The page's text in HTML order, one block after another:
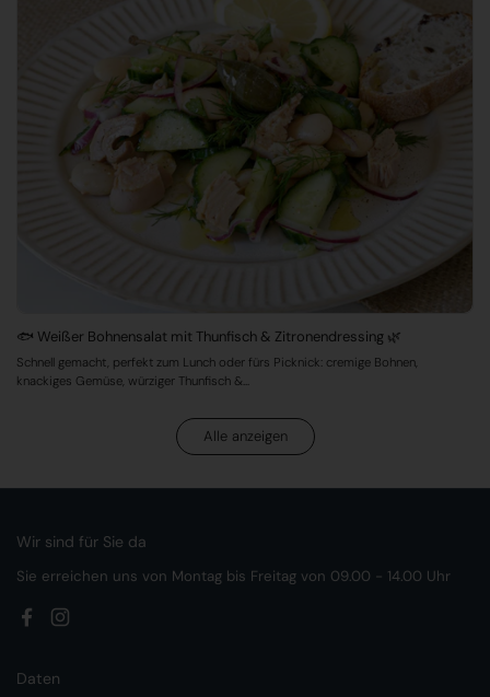
🐟 Weißer Bohnensalat mit Thunfisch & Zitronendressing 🌿
Schnell gemacht, perfekt zum Lunch oder fürs Picknick: cremige Bohnen,
knackiges Gemüse, würziger Thunfisch &...
Alle anzeigen
Wir sind für Sie da
Sie erreichen uns von Montag bis Freitag von 09.00 - 14.00 Uhr
FacebookInstagram
Daten